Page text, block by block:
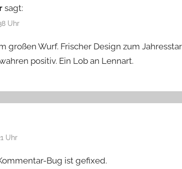
sagt:
Uhr
großen Wurf. Frischer Design zum
positiv. Ein Lob an Lennart.
Uhr
Bug ist gefixed.